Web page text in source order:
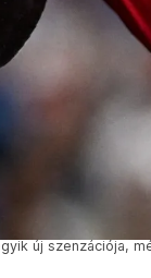
új szenzációja,